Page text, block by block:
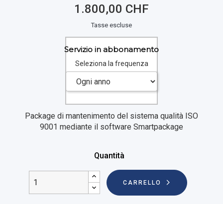
1.800,00 CHF
Tasse escluse
Servizio in abbonamento
Seleziona la frequenza
Package di mantenimento del sistema qualità ISO
9001 mediante il software Smartpackage
Quantità
CARRELLO